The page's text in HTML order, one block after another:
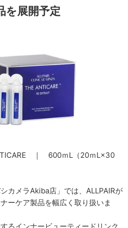
を展開予定
｜ 600ｍL（20ｍL×30
カメラAkiba店」では、ALLPAIRが
ーケア製品を幅広く取り扱いま